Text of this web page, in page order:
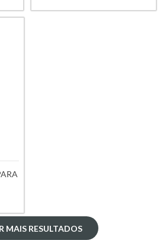
MAIS RESULTADOS